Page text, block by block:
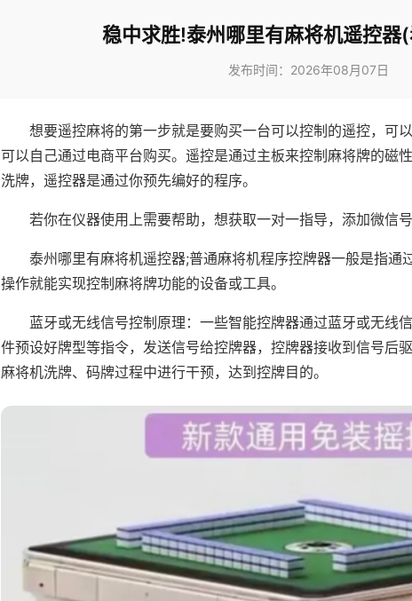
稳中求胜!泰州哪里有麻将机遥控器
发布时间：2026年08月07日
想要遥控麻将的第一步就是要购买一台可以控制的遥控，可
可以自己通过电商平台购买。遥控是通过主板来控制麻将牌的磁
洗牌，遥控器是通过你预先编好的程序。
若你在仪器使用上需要帮助，想获取一对一指导，添加微信
泰州哪里有麻将机遥控器;普通麻将机程序控牌器一般是指通
操作就能实现控制麻将牌功能的设备或工具。
蓝牙或无线信号控制原理：一些智能控牌器通过蓝牙或无线
件预设好牌型等指令，发送信号给控牌器，控牌器接收到信号后
麻将机洗牌、码牌过程中进行干预，达到控牌目的。